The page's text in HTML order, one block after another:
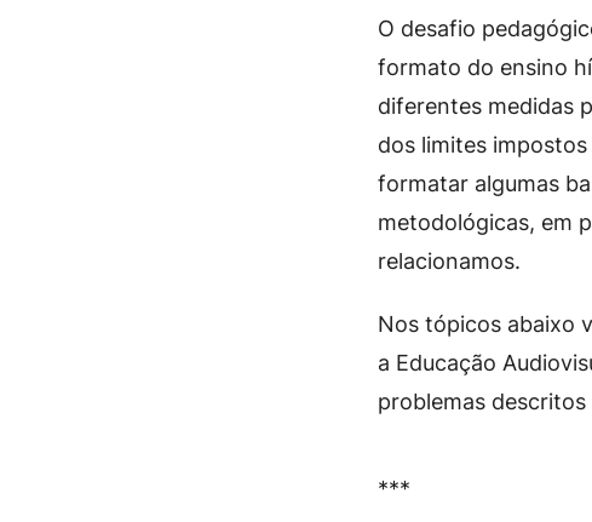
O desafio
formato do ensino
diferentes medidas
dos limites
formatar algumas
metodológicas, em
relacionamos.
Nos tópicos abaixo
a Educação
problemas descritos
***